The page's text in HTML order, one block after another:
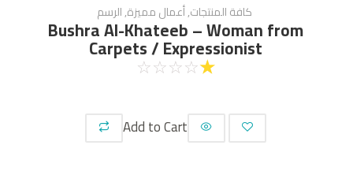
كافة المنتجات,أعمال مميزة,الرسم
Bushra Al-Khateeb – Woman from
Carpets / Expressionist
☆
☆
☆
☆
☆
Add to Cart